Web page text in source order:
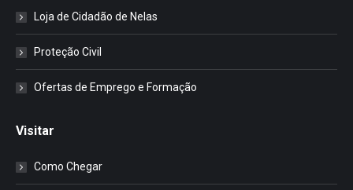
Loja de Cidadão de Nelas
Proteção Civil
Ofertas de Emprego e Formação
Visitar
Como Chegar